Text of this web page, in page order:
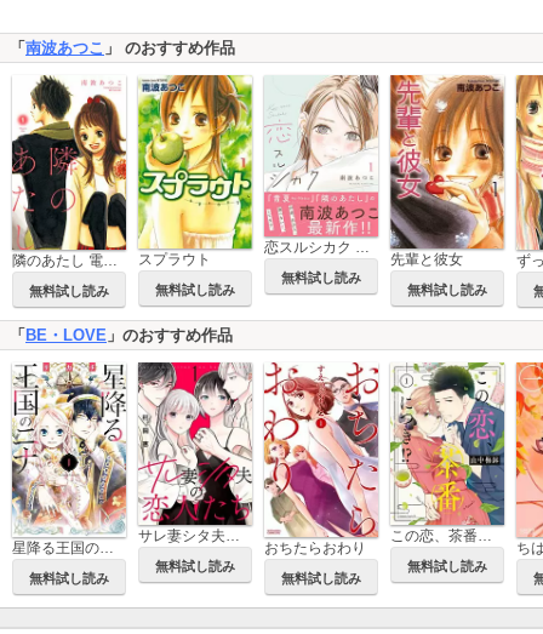
「南波あつこ 」 のおすすめ作品
隣のあたし 電子新装版
無料試し読み
スプラウト
無料試し読み
恋スルシカク 分冊版
無料試し読み
先輩と彼女
無料試し読み
「 BE・LOVE 」のおすすめ作品
星降る王国のニナ
無料試し読み
無料試し読み
おちたらおわり
無料試し読み
無料試し読み
ち